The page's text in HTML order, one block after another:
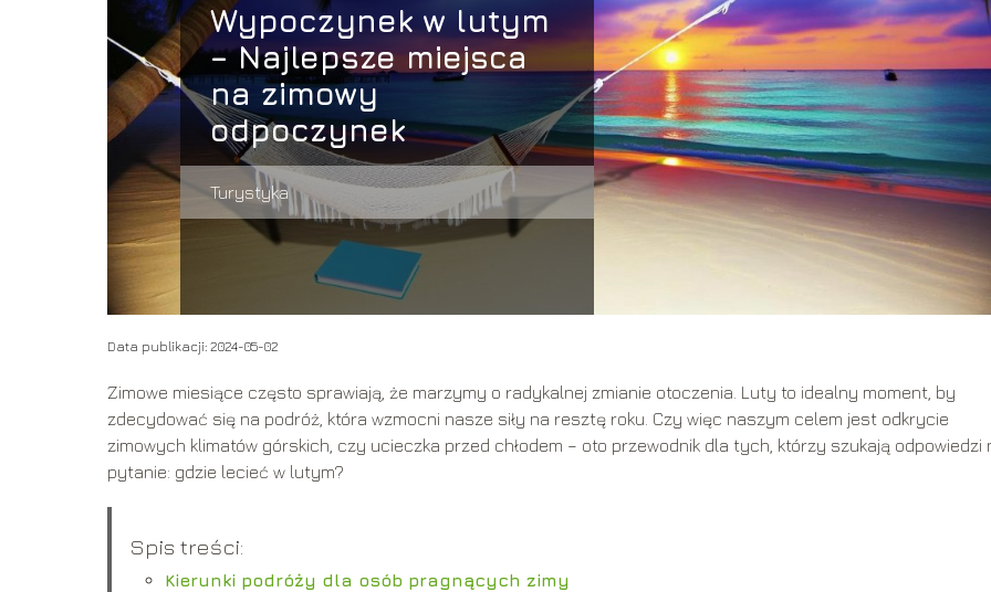
Wypoczynek w lutym
– Najlepsze miejsca
na zimowy
odpoczynek
Turystyka
Data publikacji: 2024-05-02
Zimowe miesiące często sprawiają, że marzymy o radykalnej zmianie otoczenia. Luty to idealny moment, by
zdecydować się na podróż, która wzmocni nasze siły na resztę roku. Czy więc naszym celem jest odkrycie
zimowych klimatów górskich, czy ucieczka przed chłodem – oto przewodnik dla tych, którzy szukają odpowiedzi
pytanie: gdzie lecieć w lutym?
Spis treści:
Kierunki podróży dla osób pragnących zimy